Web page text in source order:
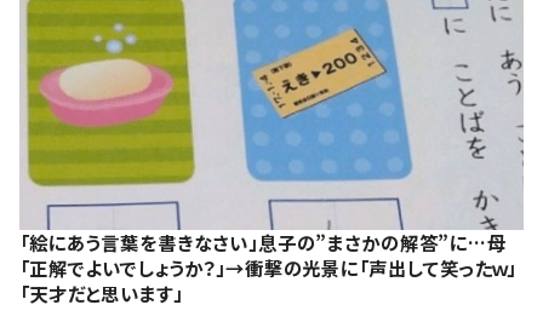
「絵にあう言葉を書きなさい」息子の”まさかの解答”に…母
「正解でよいでしょうか？」→衝撃の光景に「声出して笑ったｗ」
「天才だと思います」